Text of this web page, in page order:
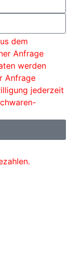
dem
Anfrage
werden
Anfrage
jederzeit